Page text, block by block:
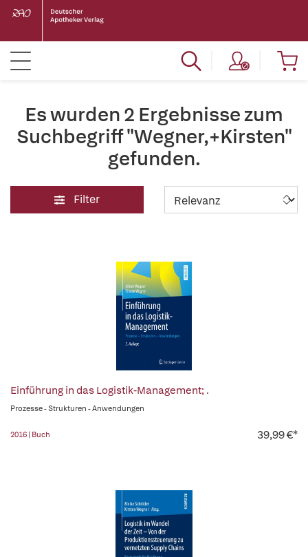
Es wurden 2 Ergebnisse zum
Suchbegriff "Wegner,+Kirsten"
gefunden.
Filter
Einführung in das Logistik-Management; .
Prozesse - Strukturen - Anwendungen
2016 | Buch 39,99 €*